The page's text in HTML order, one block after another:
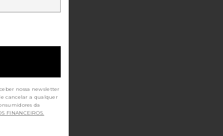
nossa newsletter
cancelar a qualquer
FINANCEIROS.